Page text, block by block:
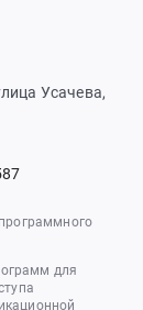
Усачева,
для